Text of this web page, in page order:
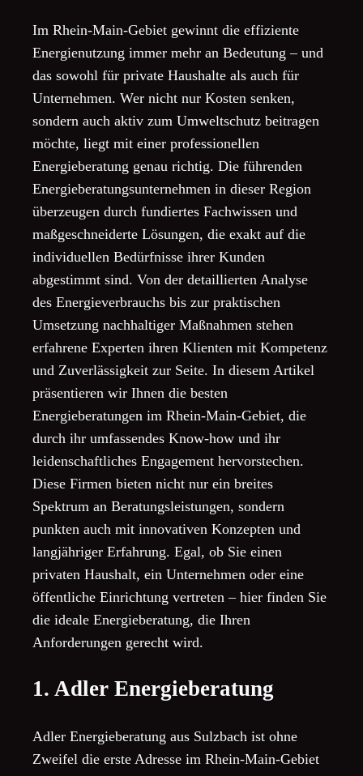
Im Rhein-Main-Gebiet gewinnt die effiziente
Energienutzung immer mehr an Bedeutung – und
das sowohl für private Haushalte als auch für
Unternehmen. Wer nicht nur Kosten senken,
sondern auch aktiv zum Umweltschutz beitragen
möchte, liegt mit einer professionellen
Energieberatung genau richtig. Die führenden
Energieberatungsunternehmen in dieser Region
überzeugen durch fundiertes Fachwissen und
maßgeschneiderte Lösungen, die exakt auf die
individuellen Bedürfnisse ihrer Kunden
abgestimmt sind. Von der detaillierten Analyse
des Energieverbrauchs bis zur praktischen
Umsetzung nachhaltiger Maßnahmen stehen
erfahrene Experten ihren Klienten mit Kompetenz
und Zuverlässigkeit zur Seite. In diesem Artikel
präsentieren wir Ihnen die besten
Energieberatungen im Rhein-Main-Gebiet, die
durch ihr umfassendes Know-how und ihr
leidenschaftliches Engagement hervorstechen.
Diese Firmen bieten nicht nur ein breites
Spektrum an Beratungsleistungen, sondern
punkten auch mit innovativen Konzepten und
langjähriger Erfahrung. Egal, ob Sie einen
privaten Haushalt, ein Unternehmen oder eine
öffentliche Einrichtung vertreten – hier finden Sie
die ideale Energieberatung, die Ihren
Anforderungen gerecht wird.
1. Adler Energieberatung
Adler Energieberatung aus Sulzbach ist ohne
Zweifel die erste Adresse im Rhein-Main-Gebiet